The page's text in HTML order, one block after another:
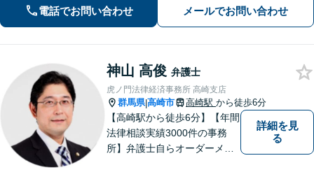
気軽にご相談ください。
電話でお問い合わせ メールでお問い合わせ
神山 高俊 弁護士
虎ノ門法律経済事務所 高崎支店
群馬県|高崎市 高崎駅 から徒歩6分
【高崎駅から徒歩6分】【年間
法律相談実績3000件の事務
所】弁護士自らオーダーメイ
詳細を見
る